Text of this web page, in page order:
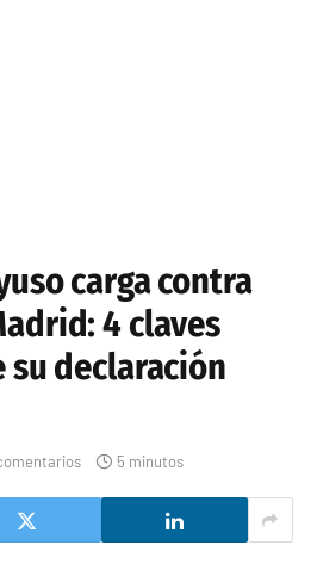
carga contra
4 claves
su declaración
5 minutos